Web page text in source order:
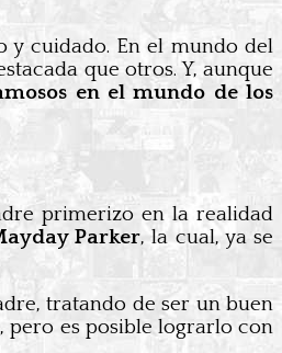
y cuidado. En el mundo del
que otros. Y, aunque
en el mundo de los
primerizo en la realidad
Parker, la cual, ya se
tratando de ser un buen
pero es posible lograrlo con